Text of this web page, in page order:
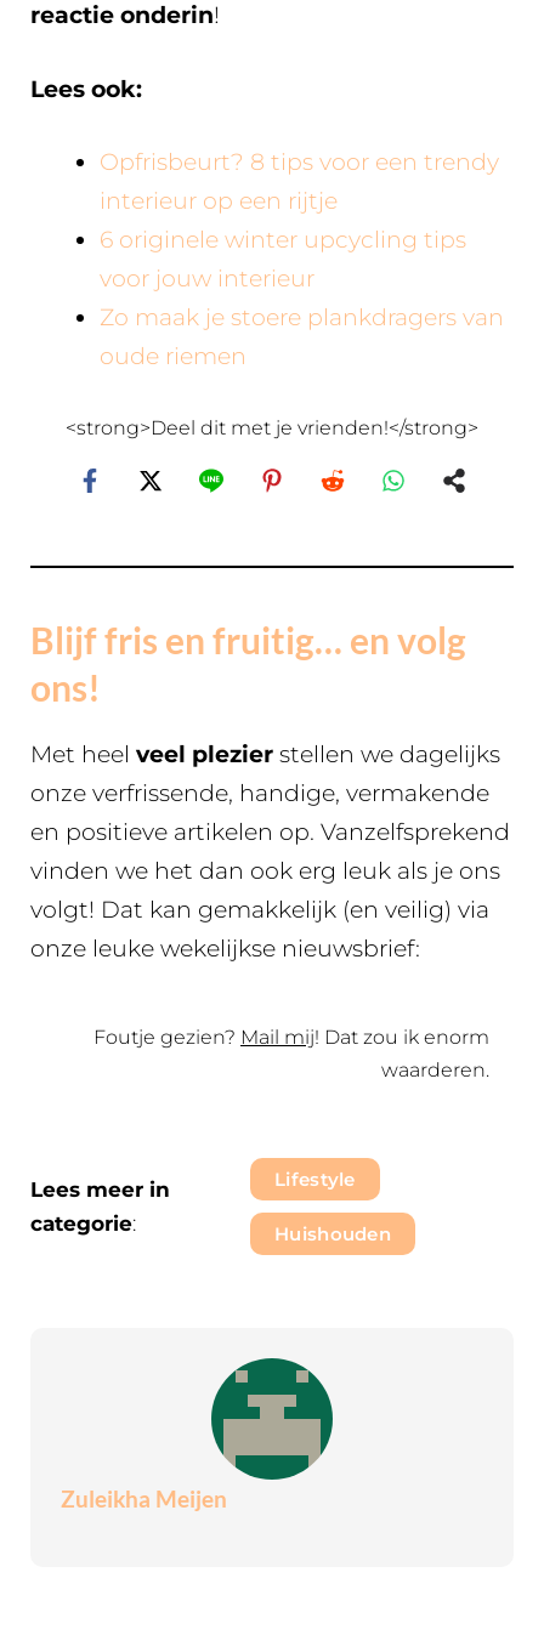
reactie onderin!
Lees ook:
Opfrisbeurt? 8 tips voor een trendy
interieur op een rijtje
6 originele winter upcycling tips
voor jouw interieur
Zo maak je stoere plankdragers van
oude riemen
<strong>Deel dit met je vrienden!</strong>
Blijf fris en fruitig… en volg
ons!
Met heel veel plezier stellen we dagelijks
onze verfrissende, handige, vermakende
en positieve artikelen op. Vanzelfsprekend
vinden we het dan ook erg leuk als je ons
volgt! Dat kan gemakkelijk (en veilig) via
onze leuke wekelijkse nieuwsbrief:
Foutje gezien? Mail mij! Dat zou ik enorm
waarderen.
Lees meer in
categorie:
Lifestyle
Huishouden
Zuleikha Meijen